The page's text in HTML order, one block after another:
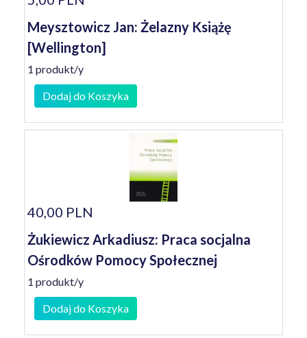
Meysztowicz Jan: Żelazny Książę
[Wellington]
1 produkt/y
Dodaj do Koszyka
40,00 PLN
Żukiewicz Arkadiusz: Praca socjalna
Ośrodków Pomocy Społecznej
1 produkt/y
Dodaj do Koszyka